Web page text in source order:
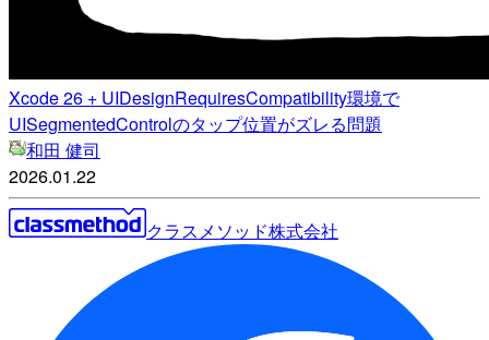
Xcode 26 + UIDesignRequiresCompatibility環境で
UISegmentedControlのタップ位置がズレる問題
和田 健司
2026.01.22
クラスメソッド株式会社